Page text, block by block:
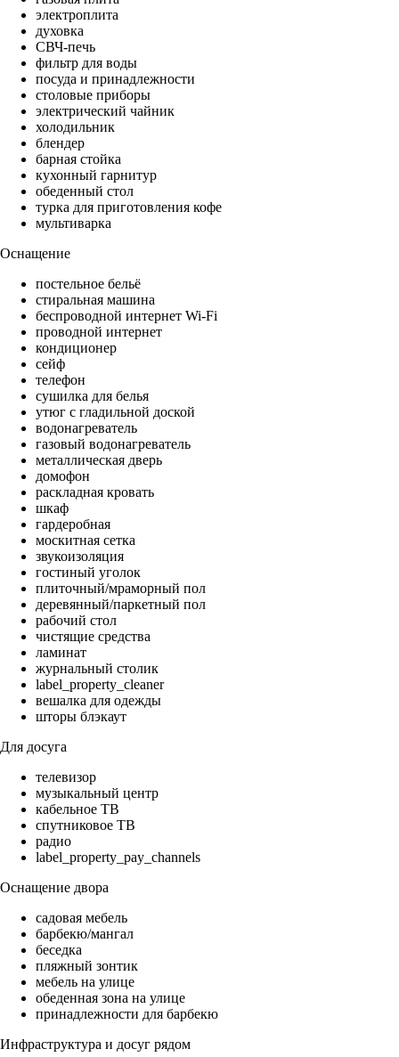
электроплита
духовка
СВЧ-печь
фильтр для воды
посуда и принадлежности
столовые приборы
электрический чайник
холодильник
блендер
барная стойка
кухонный гарнитур
обеденный стол
турка для приготовления кофе
мультиварка
Оснащение
постельное бельё
стиральная машина
беспроводной интернет Wi-Fi
проводной интернет
кондиционер
сейф
телефон
сушилка для белья
утюг с гладильной доской
водонагреватель
газовый водонагреватель
металлическая дверь
домофон
раскладная кровать
шкаф
гардеробная
москитная сетка
звукоизоляция
гостиный уголок
плиточный/мраморный пол
деревянный/паркетный пол
рабочий стол
чистящие средства
ламинат
журнальный столик
label_property_cleaner
вешалка для одежды
шторы блэкаут
Для досуга
телевизор
музыкальный центр
кабельное ТВ
спутниковое ТВ
радио
label_property_pay_channels
Оснащение двора
садовая мебель
барбекю/мангал
беседка
пляжный зонтик
мебель на улице
обеденная зона на улице
принадлежности для барбекю
Инфраструктура и досуг рядом